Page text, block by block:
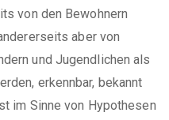
von den Bewohnern
aber von
und Jugendlichen als
erkennbar, bekannt
im Sinne von Hypothesen